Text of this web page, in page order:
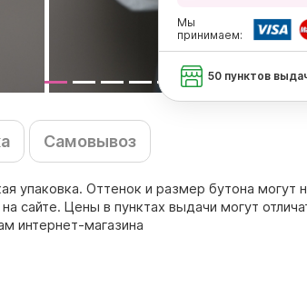
Мы
принимаем:
50 пунктов
Самовывоз
упаковка. Оттенок и размер бутона могут
сайте. Цены в пунктах выдачи могут
интернет-магазина